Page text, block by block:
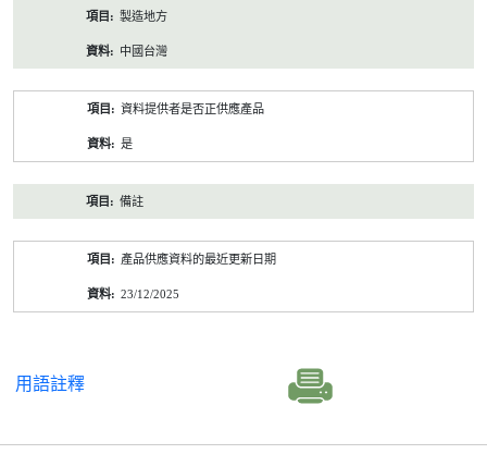
製造地方
中國台灣
資料提供者是否正供應產品
是
備註
產品供應資料的最近更新日期
23/12/2025
用語註釋